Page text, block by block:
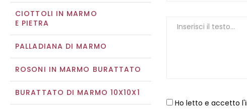
CIOTTOLI IN MARMO
E PIETRA
PALLADIANA DI MARMO
ROSONI IN MARMO BURATTATO
BURATTATO DI MARMO 10X10X1
Ho letto e accetto